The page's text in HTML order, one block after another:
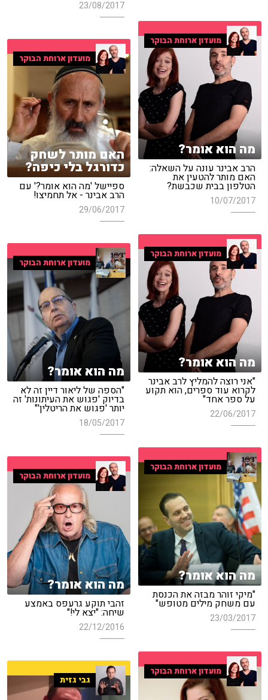
23/08/2017
מועדון ארוחת הבוקר
מה הוא אומר?
הרב אבינר עונה על השאלה:
האם מותר להטעין את
הטלפון בבית שכבשת?
10/07/2017
מועדון ארוחת הבוקר
האם מותר לשחק
כדורגל בלי כיפה?
ספיישל 'מה הוא אומר?' עם
הרב אבינר - אל תחמיצו!
29/06/2017
מועדון ארוחת הבוקר
מה הוא אומר?
"אני רוצה להמליץ לרב אבינר
לקרוא עוד ספרים, הוא תקוע
על ספר אחד"
22/06/2017
מועדון ארוחת הבוקר
מה הוא אומר?
"הספה של ליאור דיין זה לא
בדיוק 'פגוש את העיתונות' זה
יותר 'פגוש את הריטלין'"
18/05/2017
מועדון ארוחת הבוקר
מה הוא אומר?
"מיקי זוהר מבזה את הכנסת
עם משחק מילים מטופש"
23/03/2017
מועדון ארוחת הבוקר
מה הוא אומר?
זהבי תוקע גרעפס באמצע
שיחה: "יצא לי!"
22/12/2016
מועדון ארוחת הבוקר
גבי גזית